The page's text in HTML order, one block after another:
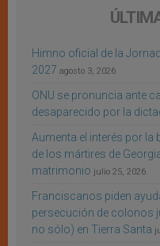
Himno oficial de la
2027 agosto 3, 2026
ONU se pronuncia ante
desaparecido por la
Aumenta el interés por la
de los mártires de
matrimonio julio 25, 2026
Franciscanos piden
persecución de colonos
no sólo) en Tierra Santa